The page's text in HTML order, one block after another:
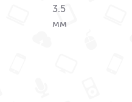
3.5
мм